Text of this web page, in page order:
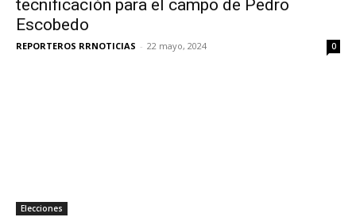
tecnificación para el campo de Pedro
Escobedo
REPORTEROS RRNOTICIAS - 22 mayo, 2024 0
Elecciones